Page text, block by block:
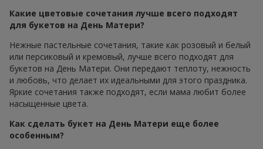
Какие цветовые сочетания лучше всего подходят
для букетов на День Матери?
Нежные пастельные сочетания, такие как розовый и белый
или персиковый и кремовый, лучше всего подходят для
букетов на День Матери. Они передают теплоту, нежность
и любовь, что делает их идеальными для этого праздника.
Яркие сочетания также подходят, если мама любит более
насыщенные цвета.
Как сделать букет на День Матери еще более
особенным?